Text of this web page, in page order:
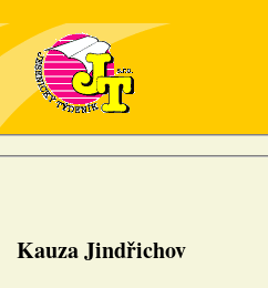
Kauza Jindřichov